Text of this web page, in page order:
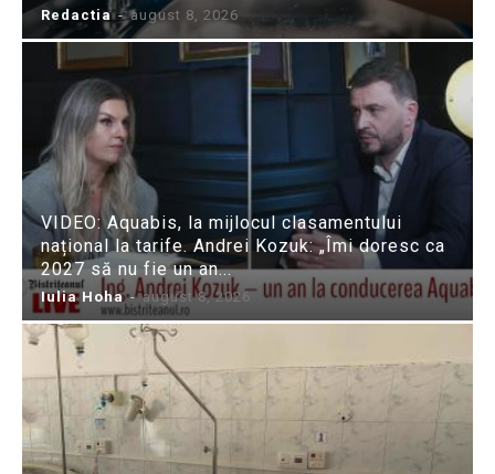
Redactia - august 8, 2026
VIDEO: Aquabis, la mijlocul clasamentului
național la tarife. Andrei Kozuk: „Îmi doresc ca
2027 să nu fie un an...
Iulia Hoha - august 8, 2026